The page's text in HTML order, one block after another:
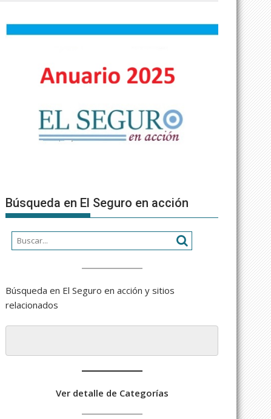
Búsqueda en El Seguro en acción
Búsqueda en El Seguro en acción y sitios
relacionados
Ver detalle de Categorías